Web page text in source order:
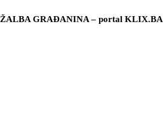
ŽALBA GRAĐANINA – portal KLIX.BA